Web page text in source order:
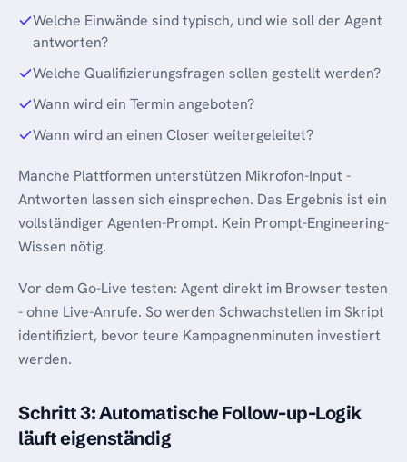
Welche Einwände sind typisch, und wie soll der Agent
antworten?
Welche Qualifizierungsfragen sollen gestellt werden?
Wann wird ein Termin angeboten?
Wann wird an einen Closer weitergeleitet?
Manche Plattformen unterstützen Mikrofon-Input -
Antworten lassen sich einsprechen. Das Ergebnis ist ein
vollständiger Agenten-Prompt. Kein Prompt-Engineering-
Wissen nötig.
Vor dem Go-Live testen: Agent direkt im Browser testen
- ohne Live-Anrufe. So werden Schwachstellen im Skript
identifiziert, bevor teure Kampagnenminuten investiert
werden.
Schritt 3: Automatische Follow-up-Logik
läuft eigenständig